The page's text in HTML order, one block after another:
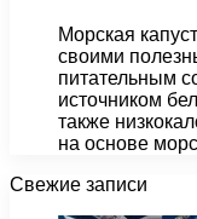
Морская
своими
питательным
источником
также
на основе
Свежие записи